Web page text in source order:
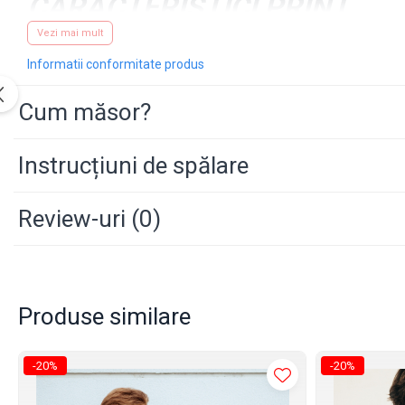
CARACTERISTICI PRINT
Tehnica avansata de printare
Print direct in tesatura
Calitate superioara a
◉ Material: 100% bumbac
◉ Dimensiune print - maxim
Vezi mai mult
Informatii conformitate produs
Cum măsor?
Instrucțiuni de spălare
Review-uri (0)
Produse similare
-20% -20%